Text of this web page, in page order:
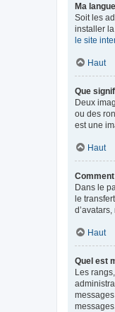
Ma
Soit les
installer
le site
Haut
Que
Deux
ou des
est une
Haut
Dans le
le
Haut
Quel est
Les
messages.